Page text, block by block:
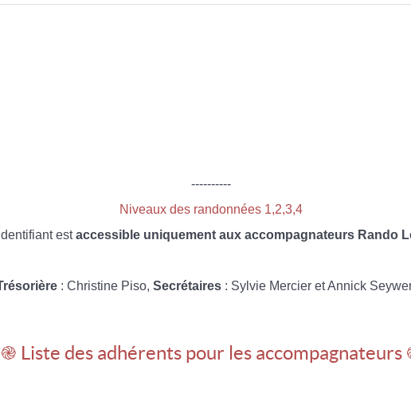
----------
Niveaux des randonnées 1,2,3,4
estaccessible uniquement aux accompagnateurs Rando
: Christine Piso, Secrétaires : Sylvie Mercier et Annick
֎ Liste des adhérents pour les accompagnateurs